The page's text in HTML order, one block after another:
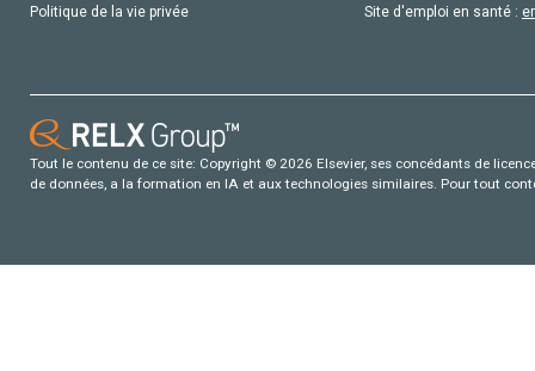
Politique de la vie privée
Site d'emploi en santé :
Tout le contenu de ce site: Copyright © 2026 Elsevier, ses concédants de
de données, a la formation en IA et aux technologies similaires. Pour tout